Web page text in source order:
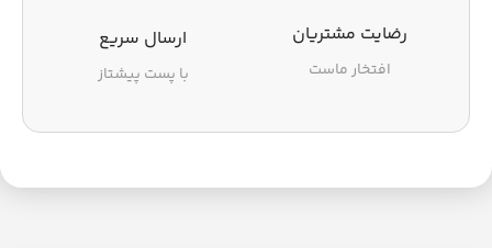
رضایت مشتریان
افتخار ماست
ارسال سریع
با پست پیشتاز